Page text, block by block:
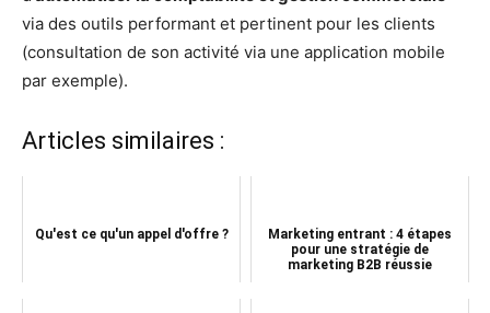
via des outils performant et pertinent pour les clients
(consultation de son activité via une application mobile
par exemple).
Articles similaires :
Qu'est ce qu'un appel d'offre ?
Marketing entrant : 4 étapes
pour une stratégie de
marketing B2B réussie